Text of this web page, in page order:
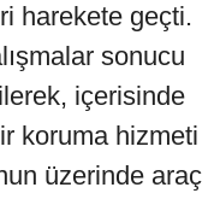
harekete geçti.
sonucu
içerisinde
koruma hizmeti
üzerinde araç